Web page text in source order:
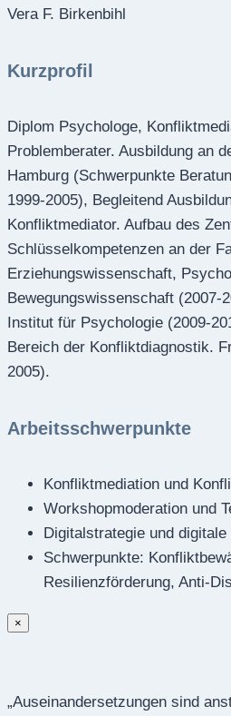
Vera F. Birkenbihl
Kurzprofil
Diplom Psychologe,
Problemberater. Ausbildung an
Hamburg (Schwerpunkte
1999-2005), Begleitend
Konfliktmediator. Aufbau des
Schlüsselkompetenzen an der
Erziehungswissenschaft,
Bewegungswissenschaft (2007-
Institut für Psychologie (2009-
Bereich der Konfliktdiagnostik.
2005).
Arbeitsschwerpunkte
Konfliktmediation und
Workshopmoderation und
Digitalstrategie und
Schwerpunkte:
Resilienzförderung, Anti-
×
„Auseinandersetzungen sind